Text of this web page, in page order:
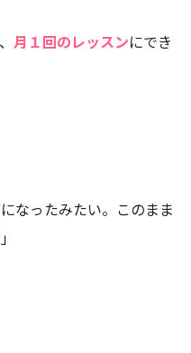
月１回のレッスンにでき
なったみたい。このまま